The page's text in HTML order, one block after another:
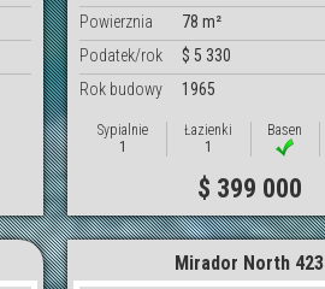
Powierznia
78 m²
Podatek/rok
$ 5 330
Rok budowy
1965
Sypialnie
1
Łazienki
1
Basen
$ 399 000
Mirador North 423